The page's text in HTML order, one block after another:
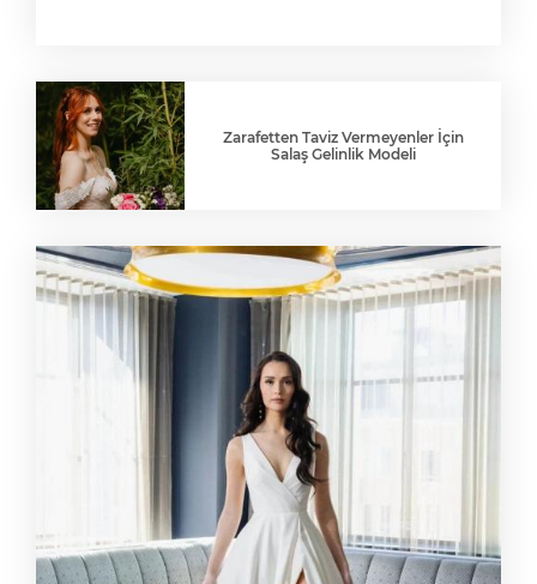
Zarafetten Taviz Vermeyenler İçin
Salaş Gelinlik Modeli